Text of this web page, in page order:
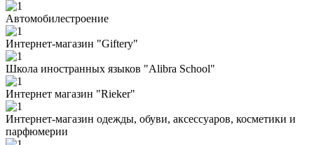
Автомобилестроение
Интернет-магазин "Giftery"
Школа иностранных языков "Alibra School"
Интернет магазин "Rieker"
Интернет-магазин одежды, обуви, аксессуаров, косметики и
парфюмерии